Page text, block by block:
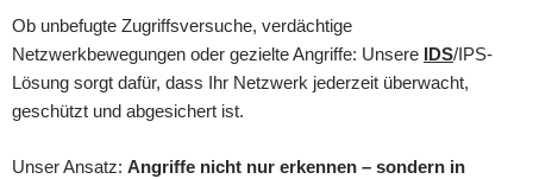
Ob unbefugte Zugriffsversuche, verdächtige
Netzwerkbewegungen oder gezielte Angriffe: Unsere
IDS/IPS-
Lösung sorgt dafür, dass Ihr Netzwerk jederzeit überwacht,
geschützt und abgesichert ist.
Unser Ansatz: Angriffe nicht nur erkennen – sondern in